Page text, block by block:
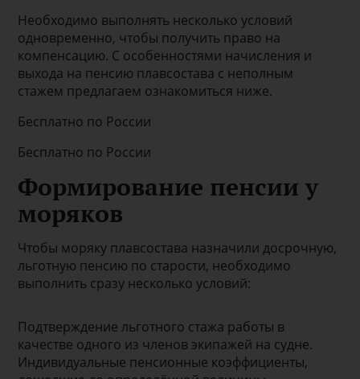
Необходимо выполнять несколько условий
одновременно, чтобы получить право на
компенсацию. С особенностями начисления и
выхода на пенсию плавсостава с неполным
стажем предлагаем ознакомиться ниже.
Бесплатно по России
Бесплатно по России
Формирование пенсии у
моряков
Чтобы моряку плавсостава назначили досрочную,
льготную пенсию по старости, необходимо
выполнить сразу несколько условий:
Подтверждение льготного стажа работы в
качестве одного из членов экипажей на судне.
Индивидуальные пенсионные коэффициенты,